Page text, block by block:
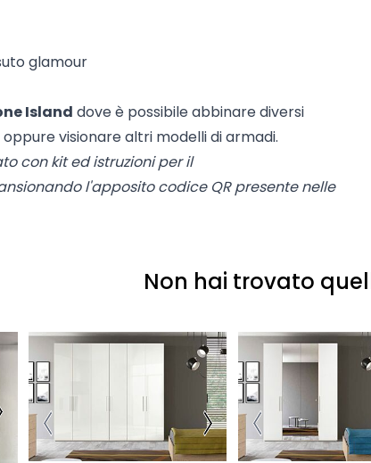
glamour
Island dove è possibile abbinare diversi
visionare altri modelli di armadi.
con kit ed istruzioni per il
l'apposito codice QR presente nelle
Non hai trovato